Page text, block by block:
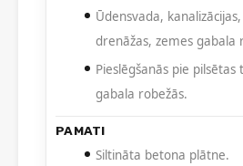
Ūdensvada,
drenāžas, zemes gabala
Pieslēgšanās pie pilsētas
gabala robežās.
PAMATI
Siltināta betona plātne.